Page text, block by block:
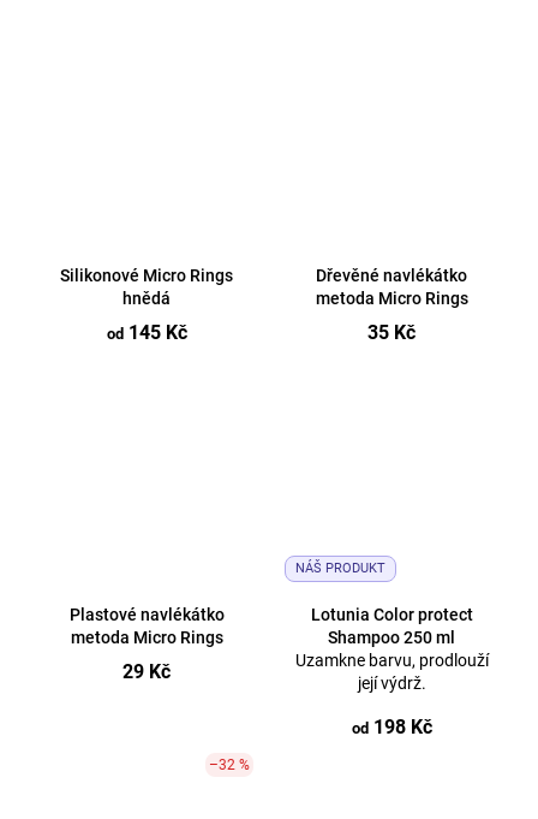
Silikonové Micro Rings
hnědá
od145 Kč
Dřevěné navlékátko
metoda Micro Rings
35 Kč
Plastové navlékátko
metoda Micro Rings
29 Kč
NÁŠ PRODUKT
Lotunia Color protect
Shampoo 250 ml
Uzamkne barvu, prodlouží
její výdrž.
od198 Kč
–32 %